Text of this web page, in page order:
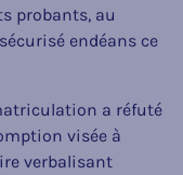
probants, au
endéans ce
a réfuté
visée à
verbalisant